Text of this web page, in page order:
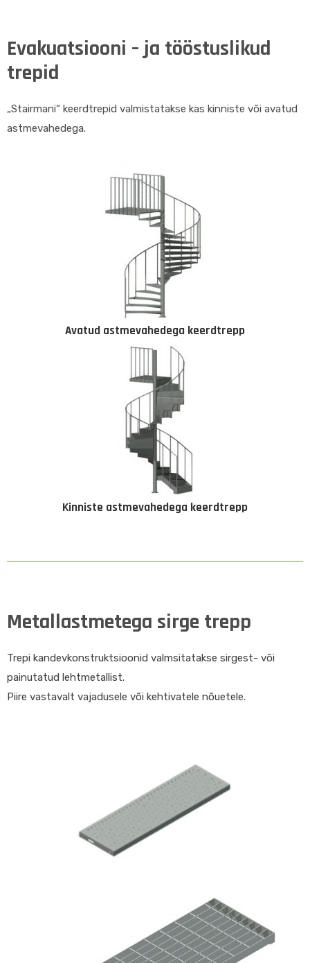
Evakuatsiooni – ja tööstuslikud
trepid
„Stairmani“ keerdtrepid valmistatakse kas kinniste või avatud
astmevahedega.
Avatud astmevahedega keerdtrepp
Kinniste astmevahedega keerdtrepp
Metallastmetega sirge trepp
Trepi kandevkonstruktsioonid valmsitatakse sirgest- või
painutatud lehtmetallist.
Piire vastavalt vajadusele või kehtivatele nõuetele.